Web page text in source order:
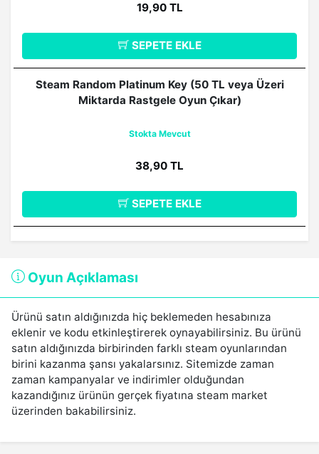
19,90 TL
SEPETE EKLE
Steam Random Platinum Key (50 TL veya Üzeri
Miktarda Rastgele Oyun Çıkar)
Stokta Mevcut
38,90 TL
SEPETE EKLE
Oyun Açıklaması
Ürünü satın aldığınızda hiç beklemeden hesabınıza
eklenir ve kodu etkinleştirerek oynayabilirsiniz. Bu ürünü
satın aldığınızda birbirinden farklı steam oyunlarından
birini kazanma şansı yakalarsınız. Sitemizde zaman
zaman kampanyalar ve indirimler olduğundan
kazandığınız ürünün gerçek fiyatına steam market
üzerinden bakabilirsiniz.